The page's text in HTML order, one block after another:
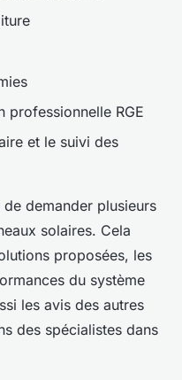
professionnelle RGE
et le suivi des
demander plusieurs
solaires. Cela
proposées, les
du système
les avis des autres
des spécialistes dans